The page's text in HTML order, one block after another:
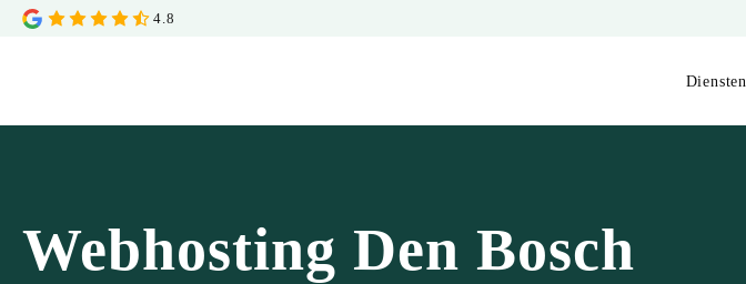
4.8
Diensten
Webhosting Den Bosch